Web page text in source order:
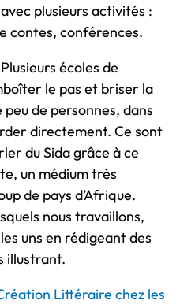
plusieurs activités :
contes, conférences.
écoles de
le pas et briser la
de personnes, dans
directement. Ce sont
du Sida grâce à ce
un médium très
de pays d’Afrique.
nous travaillons,
uns en rédigeant des
illustrant.
Littéraire chez les